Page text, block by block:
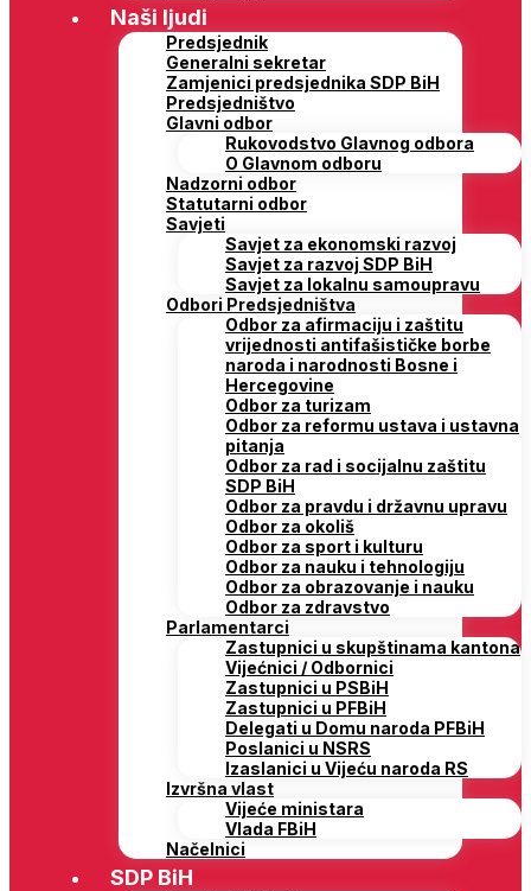
Naši ljudi
Predsjednik
Generalni sekretar
Zamjenici predsjednika SDP BiH
Predsjedništvo
Glavni odbor
Rukovodstvo Glavnog odbora
O Glavnom odboru
Nadzorni odbor
Statutarni odbor
Savjeti
Savjet za ekonomski razvoj
Savjet za razvoj SDP BiH
Savjet za lokalnu samoupravu
Odbori Predsjedništva
Odbor za afirmaciju i zaštitu
vrijednosti antifašističke borbe
naroda i narodnosti Bosne i
Hercegovine
Odbor za turizam
Odbor za reformu ustava i ustavna
pitanja
Odbor za rad i socijalnu zaštitu
SDP BiH
Odbor za pravdu i državnu upravu
Odbor za okoliš
Odbor za sport i kulturu
Odbor za nauku i tehnologiju
Odbor za obrazovanje i nauku
Odbor za zdravstvo
Parlamentarci
Zastupnici u skupštinama kantona
Vijećnici / Odbornici
Zastupnici u PSBiH
Zastupnici u PFBiH
Delegati u Domu naroda PFBiH
Poslanici u NSRS
Izaslanici u Vijeću naroda RS
Izvršna vlast
Vijeće ministara
Vlada FBiH
Načelnici
SDP BiH